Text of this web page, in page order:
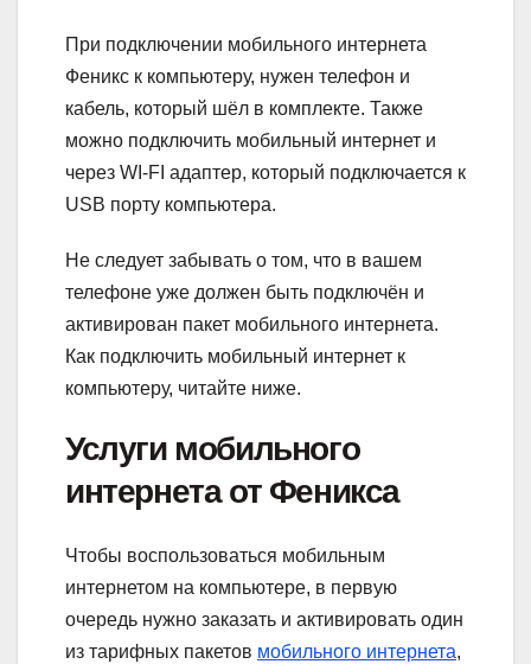
При подключении мобильного интернета
Феникс к компьютеру, нужен телефон и
кабель, который шёл в комплекте. Также
можно подключить мобильный интернет и
через WI-FI адаптер, который подключается к
USB порту компьютера.
Не следует забывать о том, что в вашем
телефоне уже должен быть подключён и
активирован пакет мобильного интернета.
Как подключить мобильный интернет к
компьютеру, читайте ниже.
Услуги мобильного
интернета от Феникса
Чтобы воспользоваться мобильным
интернетом на компьютере, в первую
очередь нужно заказать и активировать один
из тарифных пакетов мобильного интернета,